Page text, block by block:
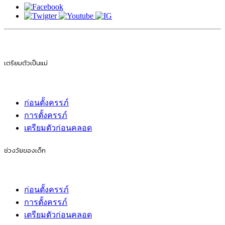
เตรียมตัวเป็นแม่
ก่อนตั้งครรภ์
การตั้งครรภ์
เตรียมตัวก่อนคลอด
ช่วงวัยของเด็ก
ก่อนตั้งครรภ์
การตั้งครรภ์
เตรียมตัวก่อนคลอด